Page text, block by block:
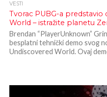
VESTI
Tvorac PUBG-a
World – istražite planetu
Brendan “PlayerUnknown”
besplatni tehnički demo svog
Undiscovered World. Ovaj